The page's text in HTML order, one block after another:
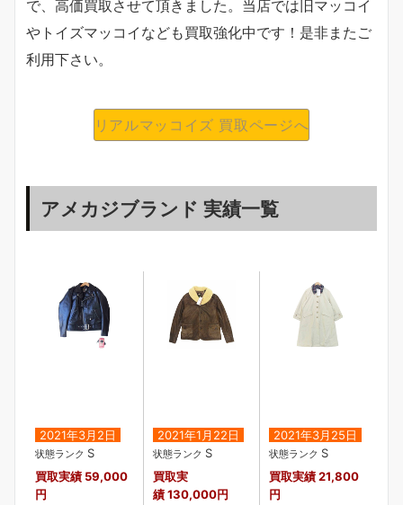
で、高価買取させて頂きました。当店では旧マッコイ
やトイズマッコイなども買取強化中です！是非またご
利用下さい。
リアルマッコイズ 買取ページへ
アメカジブランド 実績一覧
2021年3月2日
状態ランク S
買取実績 59,000
円
2021年1月22日
状態ランク S
買取実
績130,000円
2021年3月25日
状態ランク S
買取実績21,800
円